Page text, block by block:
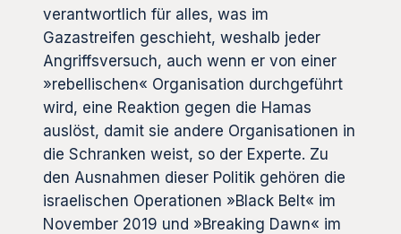
verantwortlich für alles, was im
Gazastreifen geschieht, weshalb jeder
Angriffsversuch, auch wenn er von einer
»rebellischen« Organisation durchgeführt
wird, eine Reaktion gegen die Hamas
auslöst, damit sie andere Organisationen in
die Schranken weist, so der Experte. Zu
den Ausnahmen dieser Politik gehören die
israelischen Operationen »Black Belt« im
November 2019 und »Breaking Dawn« im